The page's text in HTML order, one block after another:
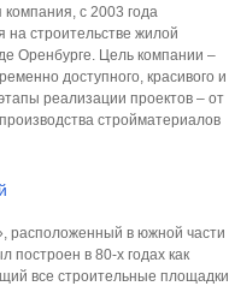
с 2003 года
строительстве жилой
Оренбурге. Цель компании –
доступного, красивого и
реализации проектов – от
стройматериалов
в южной части
построен в 80-х годах как
все строительные площадки